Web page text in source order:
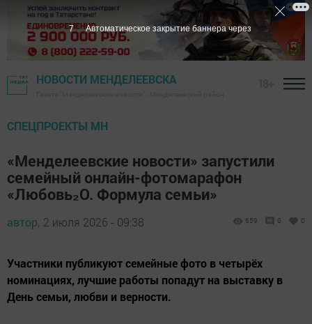
НОВОСТИ МЕНДЕЛЕЕВСКА
СПЕЦПРОЕКТЫ МН
«Менделеевские новости» запустили
семейный онлайн-фотомарафон
«Любовь₂O. Формула семьи»
автор, 2 июля 2026 - 09:38 659 0 0
Участники публикуют семейные фото в четырёх
номинациях, лучшие работы попадут на выставку в
День семьи, любви и верности.
6 Автоматическое закрытие баннера через